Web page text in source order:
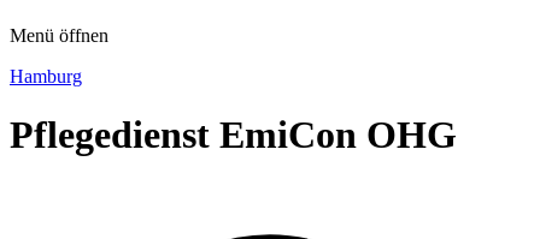
Menü öffnen
Hamburg
Pflegedienst EmiCon OHG